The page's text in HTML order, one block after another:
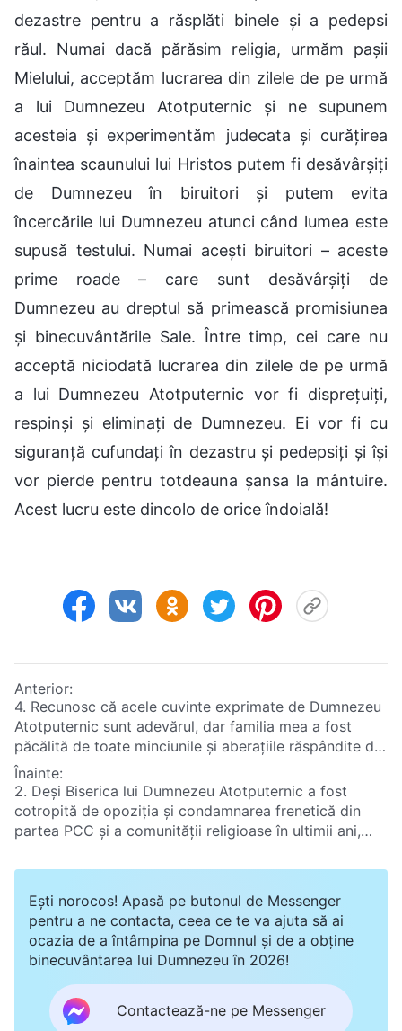
dezastre pentru a răsplăti binele și a pedepsi
răul. Numai dacă părăsim religia, urmăm pașii
Mielului, acceptăm lucrarea din zilele de pe urmă
a lui Dumnezeu Atotputernic și ne supunem
acesteia și experimentăm judecata și curățirea
înaintea scaunului lui Hristos putem fi desăvârșiți
de Dumnezeu în biruitori și putem evita
încercările lui Dumnezeu atunci când lumea este
supusă testului. Numai acești biruitori – aceste
prime roade – care sunt desăvârșiți de
Dumnezeu au dreptul să primească promisiunea
și binecuvântările Sale. Între timp, cei care nu
acceptă niciodată lucrarea din zilele de pe urmă
a lui Dumnezeu Atotputernic vor fi disprețuiți,
respinși și eliminați de Dumnezeu. Ei vor fi cu
siguranță cufundați în dezastru și pedepsiți și își
vor pierde pentru totdeauna șansa la mântuire.
Acest lucru este dincolo de orice îndoială!
Anterior:
4. Recunosc că acele cuvinte exprimate de Dumnezeu
Atotputernic sunt adevărul, dar familia mea a fost
păcălită de toate minciunile și aberațiile răspândite de
PCC și comunitatea religioasă. Aceasta face orice
poate pentru a mă opri să investighez lucrarea lui
Dumnezeu Atotputernic din zilele de pe urmă. Nu
vreau să mă cert cu familia mea din cauza credinței
mele în Dumnezeu Atotputernic, dar nici să renunț la
lucrul corect pe care ar trebui să-l fac?
Înainte:
2. Deși Biserica lui Dumnezeu Atotputernic a fost
cotropită de opoziția și condamnarea frenetică din
partea PCC și a comunității religioase în ultimii ani,
videoclipuri online care mărturisesc pentru Dumnezeu.
permanență, iar ele devin tot mai bine realizate din
punct de vedere tehnic. Adevărurile pe care le
împărtășesc aceste producții sunt, de asemenea,
incredibil de edificatoare pentru oameni. În ultimii ani,
întreaga comunitate religioasă nu a produs niciun film
nici pe departe atât de bun care să mărturisească
Ești norocos! Apasă pe butonul de Messenger
pentru a ne contacta, ceea ce te va ajuta să ai
ocazia de a întâmpina pe Domnul și de a obține
binecuvântarea lui Dumnezeu în 2026!
Contactează-ne pe Messenger